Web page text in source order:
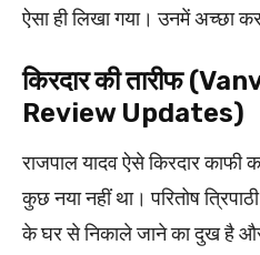
ऐसा ही लिखा गया। उनमें अच्छा
किरदार की तारीफ
Review Updates)
राजपाल यादव ऐसे किरदार
कुछ नया नहीं था। परितोष
के घर से निकाले जाने का दुख है